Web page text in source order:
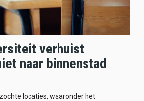
verhuist
naar binnenstad
locaties, waaronder het